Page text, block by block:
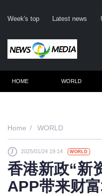
Week's top Latest news
HOME WORLD
Home WORLD
2025/01/24 19:14 WORLD
香港新政“新
APP带来财